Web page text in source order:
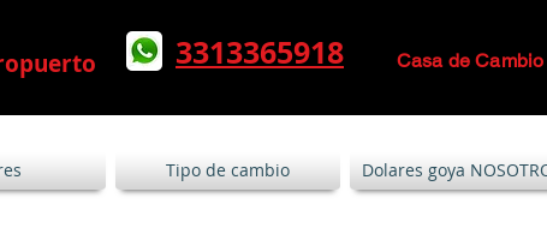
Casa de
Mas que un Cambio de Divisas, un
3313365918
Tipo de cambio Dolares goya